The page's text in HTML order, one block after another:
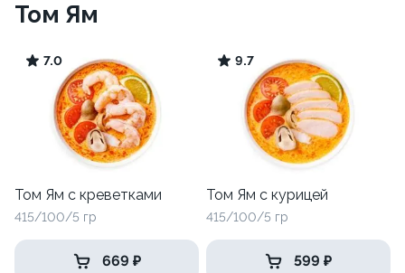
Том Ям
7.0
Том Ям с креветками
415/100/5 гр
669 ₽
9.7
Том Ям с курицей
415/100/5 гр
599 ₽